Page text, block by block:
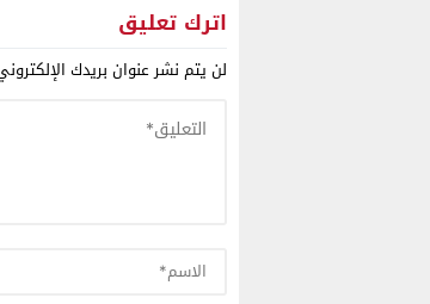
العام وتزييف الوعي الشعبي
للجزائريين
اترك تعليق
لن يتم نشر عنوان بريدك